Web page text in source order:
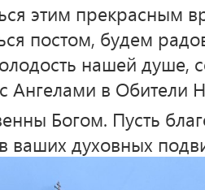
этим прекрасным
постом, будем
нашей душе,
Ангелами в Обители
Богом. Пусть
ваших духовных